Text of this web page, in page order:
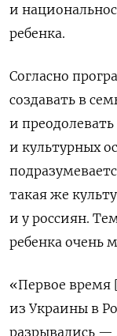
и
ребенка.
Согласно
создавать в
и
и культурных
такая же
и у россиян.
ребенка очень
«Первое время
из Украины в
разрывались —